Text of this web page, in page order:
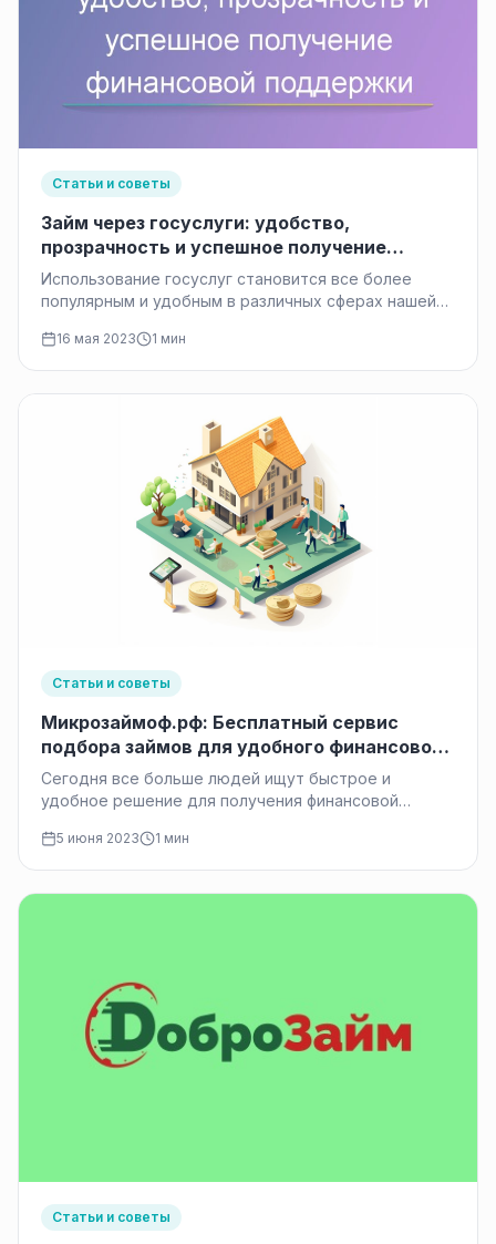
Статьи и советы
Займ через госуслуги: удобство,
прозрачность и успешное получение
финансовой поддержки
Использование госуслуг становится все более
популярным и удобным в различных сферах нашей
16 мая 2023 1 мин
Статьи и советы
Микрозаймоф.рф: Бесплатный сервис
подбора займов для удобного финансового
решения
Сегодня все больше людей ищут быстрое и
удобное решение для получения финансовой
финансовых…
5 июня 2023 1 мин
Статьи и советы